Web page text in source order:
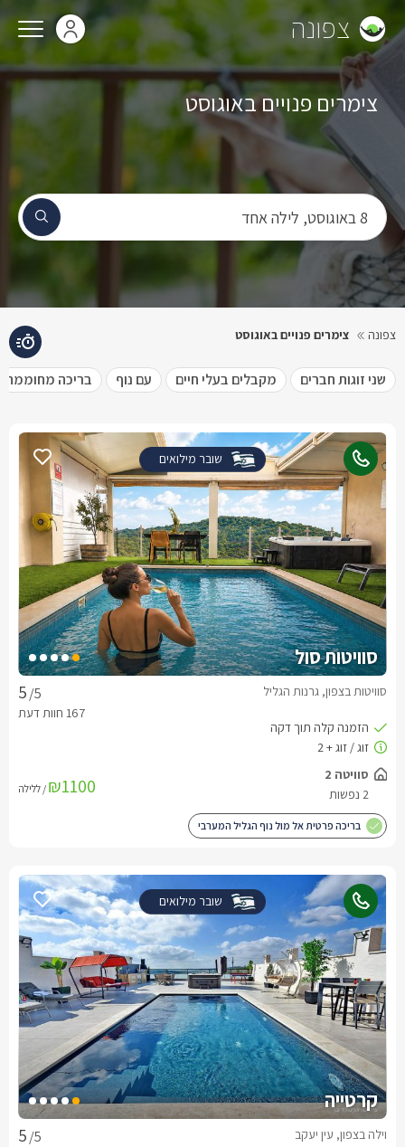
צפונה
8 באוגוסט, לילה אחד תאריך
יום שבת,
צימרים פנויים באוגוסט
צפונה צימרים פנויים באוגוסט
שני זוגות חברים מקבלים בעלי חיים עם נוף בריכה מחוממת
שובר מילואים
סוויטות סול
/5 סוויטות בצפון, גרנות הגליל
₪1100 / ללילה
בריכה פרטית אל מול נוף הגליל המערבי
שובר מילואים
קרטייה
/5 וילה בצפון, עין יעקב